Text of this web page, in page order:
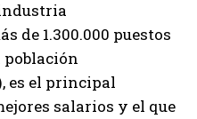
de 1.300.000 puestos
población
es el principal
salarios y el que